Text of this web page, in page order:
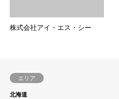
株式会社アイ・エス・シー
エリア
北海道